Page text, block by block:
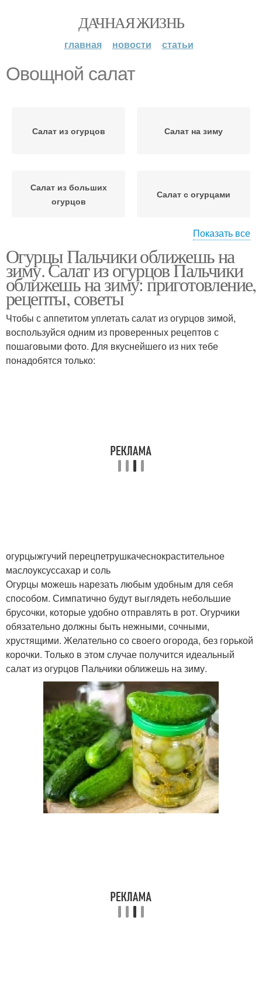
ДАЧНАЯ ЖИЗНЬ
главная новости статьи
Овощной салат
Салат из огурцов Салат на зиму
Салат из больших
огурцов
Салат с огурцами
Вкусный салат
Консервированные
салаты
Салаты на зиму Салат с фасолью
Показать все
Огурцы Пальчики оближешь на
зиму. Салат из огурцов Пальчики
оближешь на зиму: приготовление,
рецепты, советы
Чтобы с аппетитом уплетать салат из огурцов зимой,
воспользуйся одним из проверенных рецептов с
пошаговыми фото. Для вкуснейшего из них тебе
понадобятся только:
огурцыжгучий перецпетрушкачеснокрастительное
маслоуксуссахар и соль
Огурцы можешь нарезать любым удобным для себя
способом. Симпатично будут выглядеть небольшие
брусочки, которые удобно отправлять в рот. Огурчики
обязательно должны быть нежными, сочными,
хрустящими. Желательно со своего огорода, без горькой
корочки. Только в этом случае получится идеальный
салат из огурцов Пальчики оближешь на зиму.